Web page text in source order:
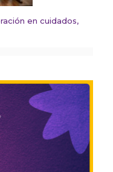
en cuidados,